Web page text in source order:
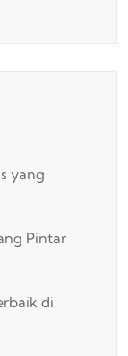
yang
Pintar
di